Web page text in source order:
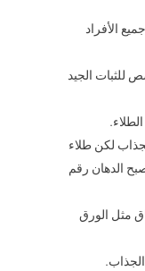
الأفراد
للثبات الجيد
لكن طلاء
الدهان رقم
مثل الورق